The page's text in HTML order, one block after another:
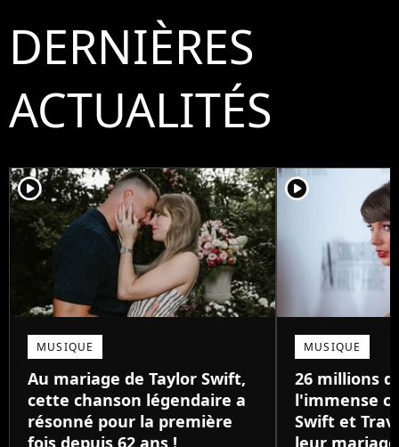
DERNIÈRES
ACTUALITÉS
player2
MUSIQUE
Au mariage de Taylor Swift,
cette chanson légendaire a
résonné pour la première
player2
MUSIQUE
26 millions
l'immense
Swift et